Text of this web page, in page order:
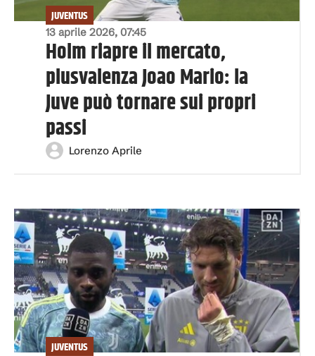
13 aprile 2026, 07:45
JUVENTUS
Holm riapre il mercato,
plusvalenza Joao Mario: la
Juve può tornare sui propri
passi
Lorenzo Aprile
JUVENTUS